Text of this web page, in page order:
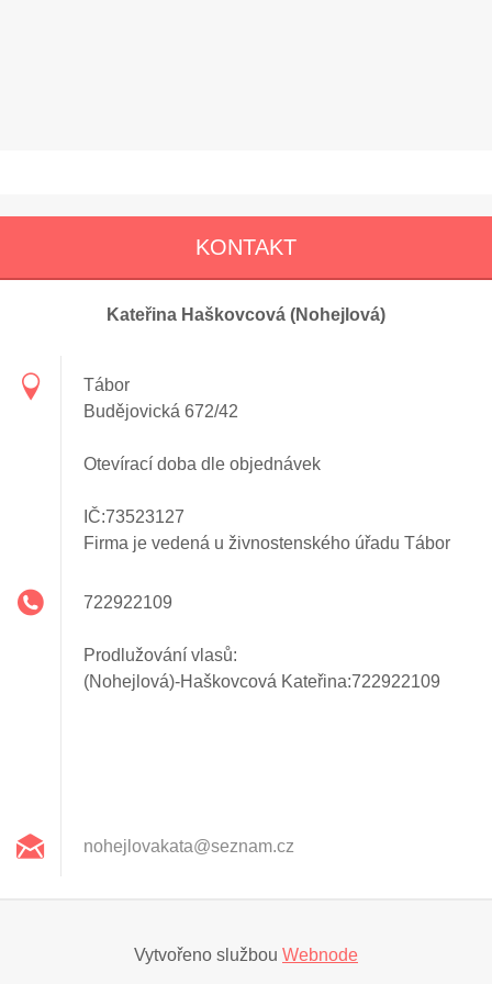
KONTAKT
Kateřina Haškovcová (Nohejlová)
Tábor
Budějovická 672/42
Otevírací doba dle objednávek
IČ:73523127
Firma je vedená u živnostenského úřadu Tábor
722922109
Prodlužování vlasů:
(Nohejlová)-Haškovcová Kateřina:722922109
nohejlovakata@seznam.cz
Vytvořeno službou Webnode